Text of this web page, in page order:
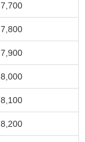
7,700
7,800
7,900
8,000
8,100
8,200